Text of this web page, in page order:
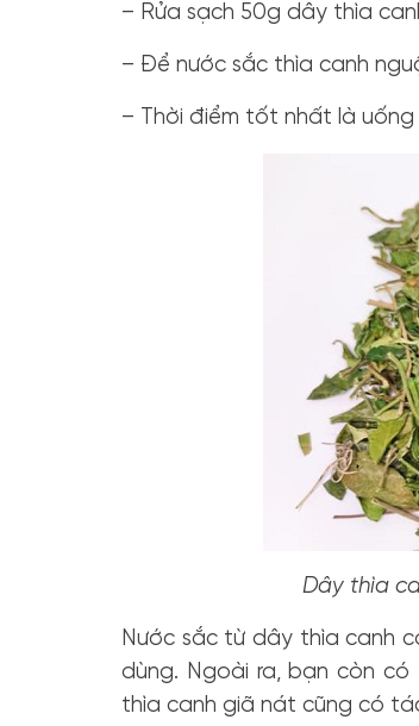
– Rửa sạch 50g dây thìa
– Để nước sắc thìa canh
– Thời điểm tốt nhất là uống
Dây thìa
Nước sắc từ dây thìa canh
dùng. Ngoài ra, bạn còn
thìa canh giã nát cũng có